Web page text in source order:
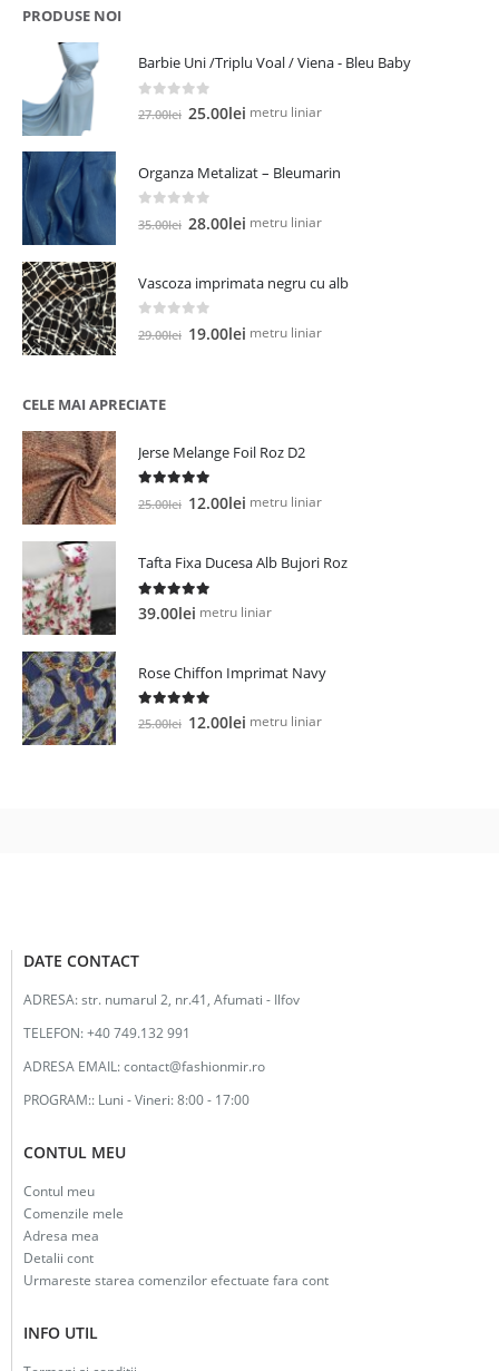
PRODUSE NOI
Barbie Uni /Triplu Voal / Viena - Bleu Baby
out of 5
27.00lei Prețul
fost:
27.00lei.
25.00lei Prețul
25.00lei.
metru liniar
Organza Metalizat – Bleumarin
out of 5
35.00lei Prețul
fost:
35.00lei.
28.00lei Prețul
28.00lei.
metru liniar
Vascoza imprimata negru cu alb
out of 5
29.00lei Prețul
19.00lei Prețul
metru liniar
CELE MAI APRECIATE
Jerse Melange Foil Roz D2
out of 5
25.00lei Prețul
fost:
25.00lei.
12.00lei Prețul
12.00lei.
metru liniar
Tafta Fixa Ducesa Alb Bujori Roz
5.00out of 5
39.00lei metru liniar
Rose Chiffon Imprimat Navy
out of 5
25.00lei Prețul
12.00lei Prețul
metru liniar
DATE CONTACT
ADRESA:str. numarul 2, nr.41, Afumati - Ilfov
TELEFON:+40 749.132 991
ADRESA EMAIL:contact@fashionmir.ro
PROGRAM:: Luni - Vineri: 8:00 - 17:00
CONTUL MEU
Contul meu
Comenzile mele
Adresa mea
Detalii cont
Urmareste starea comenzilor efectuate fara cont
INFO UTIL